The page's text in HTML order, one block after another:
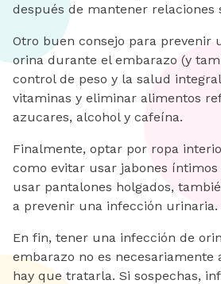
después de mantener relaciones
Otro buen consejo para prevenir
orina durante el embarazo (y
control de peso y la salud
vitaminas y eliminar alimentos
azucares, alcohol y cafeína.
Finalmente, optar por ropa
como evitar usar jabones
usar pantalones holgados,
a prevenir una infección urinaria.
En fin, tener una infección de
embarazo no es necesariamente
hay que tratarla. Si sospechas,